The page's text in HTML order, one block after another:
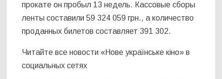
прокате он пробыл 13 недель. Кассовые сборы
ленты составили 59 324 059 грн., а количество
проданных билетов составляет 391 302.
Читайте все новости «Нове українське кіно» в
социальных сетях